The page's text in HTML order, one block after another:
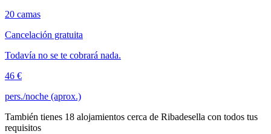
20 camas
Cancelación gratuita
Todavía no se te cobrará nada.
46 €
pers./noche (aprox.)
También tienes 18 alojamientos cerca de Ribadesella con todos tus
requisitos